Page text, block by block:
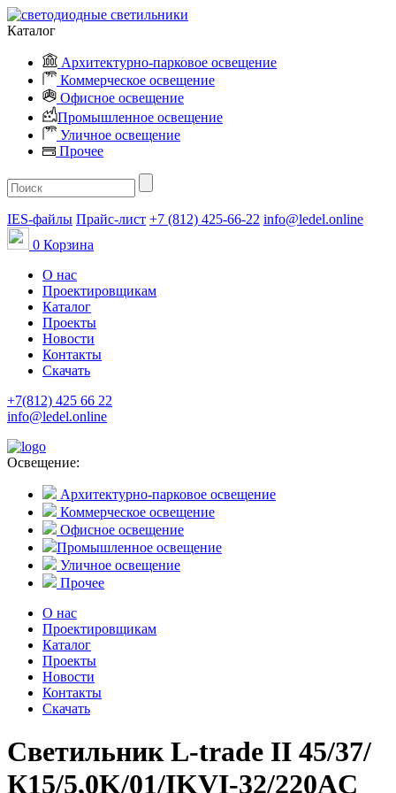
Каталог
Архитектурно-парковое освещение
Коммерческое освещение
Офисное освещение
Промышленное освещение
Уличное освещение
Прочее
IES-файлы Прайс-лист +7 (812) 425-66-22 info@ledel.online
0 Корзина
О нас
Проектировщикам
Каталог
Проекты
Новости
Контакты
Скачать
+7(812) 425 66 22
info@ledel.online
Освещение:
Архитектурно-парковое освещение
Коммерческое освещение
Офисное освещение
Промышленное освещение
Уличное освещение
Прочее
О нас
Проектировщикам
Каталог
Проекты
Новости
Контакты
Скачать
Светильник L-trade II 45/37/
К15/5,0K/01/IKVI-32/220AC